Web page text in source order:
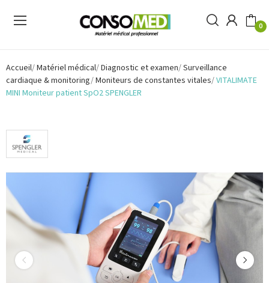
0
Accueil Matériel médical Diagnostic et examen Surveillance
cardiaque & monitoring Moniteurs de constantes vitales VITALIMATE
MINI Moniteur patient SpO2 SPENGLER